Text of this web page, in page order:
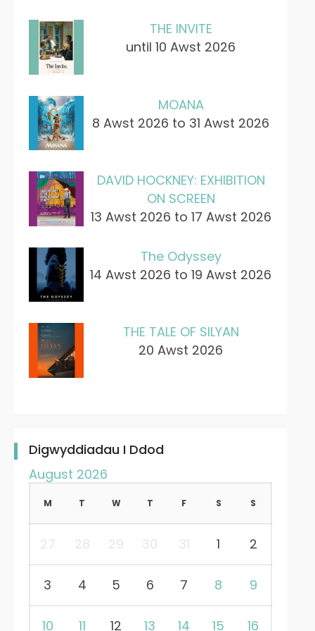
THE INVITE
until 10 Awst 2026
MOANA
8 Awst 2026 to 31 Awst 2026
DAVID HOCKNEY: EXHIBITION
ON SCREEN
13 Awst 2026 to 17 Awst 2026
The Odyssey
14 Awst 2026 to 19 Awst 2026
THE TALE OF SILYAN
20 Awst 2026
Digwyddiadau I Ddod
August 2026
M T W T F S S
27 28 29 30 31 1 2
3 4 5 6 7 8 9
10 11 12 13 14 15 16